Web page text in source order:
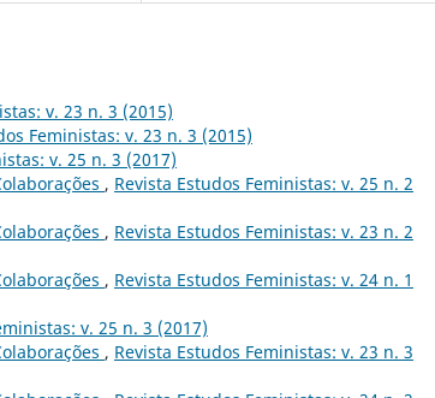
v. 23 n. 3 (2015)
Feministas: v. 23 n. 3 (2015)
v. 25 n. 3 (2017)
, Revista Estudos Feministas: v. 25 n. 2
, Revista Estudos Feministas: v. 23 n. 2
, Revista Estudos Feministas: v. 24 n. 1
v. 25 n. 3 (2017)
, Revista Estudos Feministas: v. 23 n. 3